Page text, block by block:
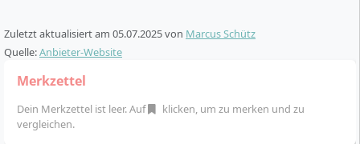
Studienablauf: Flexibel und praxisorientiert
zum Masterabschluss
Zuletzt aktualisiert am 05.07.2025von Marcus Schütz
Quelle:Anbieter-Website
Merkzettel
Dein Merkzettel ist leer. Auf
klicken, um zu merken und zu
vergleichen.